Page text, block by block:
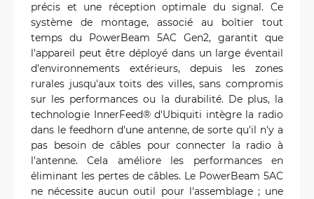
précis et une réception optimale du signal. Ce
système de montage, associé au boîtier tout
temps du PowerBeam 5AC Gen2, garantit que
l'appareil peut être déployé dans un large éventail
d'environnements extérieurs, depuis les zones
rurales jusqu'aux toits des villes, sans compromis
sur les performances ou la durabilité. De plus, la
technologie InnerFeed® d'Ubiquiti intègre la radio
dans le feedhorn d'une antenne, de sorte qu'il n'y a
pas besoin de câbles pour connecter la radio à
l'antenne. Cela améliore les performances en
éliminant les pertes de câbles. Le PowerBeam 5AC
ne nécessite aucun outil pour l'assemblage ; une